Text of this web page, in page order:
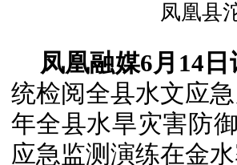
凤凰县
凤凰融媒6月14日
统检阅全县水文应
年全县水旱灾害防
应急监测演练在金